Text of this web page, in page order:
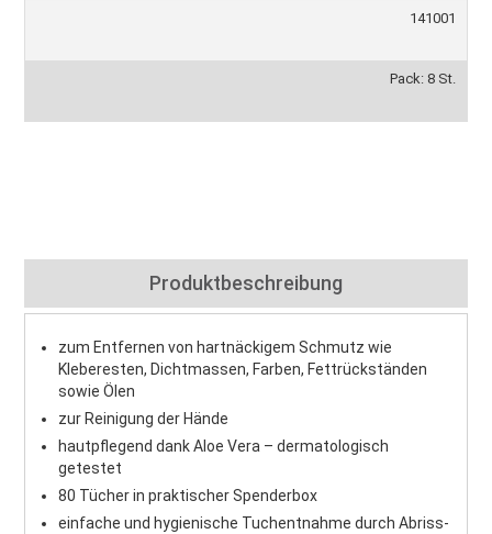
141001
Pack: 8 St.
Produktbeschreibung
zum Entfernen von hartnäckigem Schmutz wie
Kleberesten, Dichtmassen, Farben, Fettrückständen
sowie Ölen
zur Reinigung der Hände
hautpflegend dank Aloe Vera – dermatologisch
getestet
80 Tücher in praktischer Spenderbox
einfache und hygienische Tuchentnahme durch Abriss-